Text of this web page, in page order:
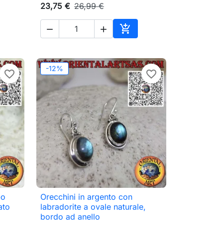
23,75 € 26,99 €
  
Aggiungi al carrello
favorite_border -12% favorite_border
 Anteprima
Orecchini in argento con
labradorite a ovale naturale,
bordo ad anello